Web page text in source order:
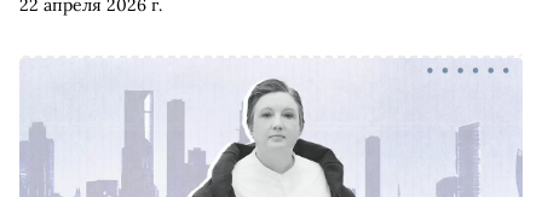
22 апреля 2026 г.
ближайшей неделе